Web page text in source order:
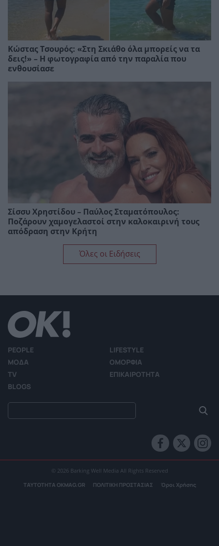
Κώστας Τσουρός: «Στη Σκιάθο όλα μπορείς να τα
δεις!» – Η φωτογραφία από την παραλία που
ενθουσίασε
Σίσσυ Χρηστίδου – Παύλος Σταματόπουλος:
Ποζάρουν χαμογελαστοί στην καλοκαιρινή τους
απόδραση στην Κρήτη
Όλες οι Ειδήσεις
PEOPLE
LIFESTYLE
ΜΟΔΑ
ΟΜΟΡΦΙΑ
TV
ΕΠΙΚΑΙΡΟΤΗΤΑ
BLOGS
© 2026 Barking Well Media All Rights Reserved
ΤΑΥΤΟΤΗΤΑ OKMAG.GR ΠΟΛΙΤΙΚΗ ΠΡΟΣΤΑΣΙΑΣ Όροι Χρήσης